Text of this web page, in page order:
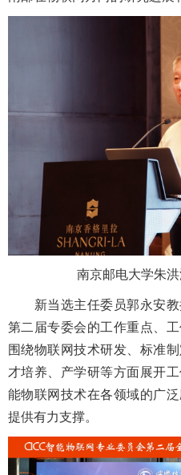
南京邮电大学朱
新当选主任委员郭永安教
第二届专委会的工作重点、
围绕物联网技术研发、标准
才培养、产学研等方面展开
能物联网技术在各领域的广
提供有力支撑。